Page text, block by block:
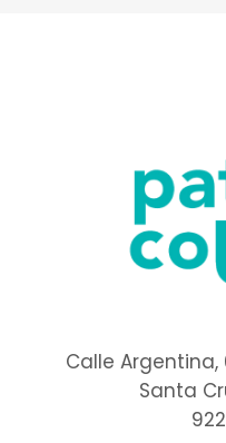
Calle Argentina,
Santa